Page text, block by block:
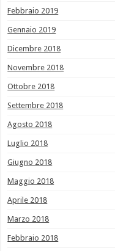
Febbraio 2019
Gennaio 2019
Dicembre 2018
Novembre 2018
Ottobre 2018
Settembre 2018
Agosto 2018
Luglio 2018
Giugno 2018
Maggio 2018
Aprile 2018
Marzo 2018
Febbraio 2018